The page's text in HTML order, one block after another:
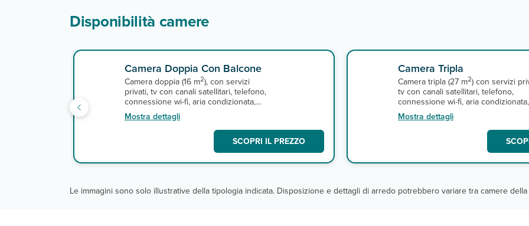
Disponibilità camere
Camera Doppia Con Balcone
Camera doppia (16 m2), con servizi
privati, tv con canali satellitari, telefono,
connessione wi-fi, aria condizionata,
cassetta di sicurezza e
terrazza/balcone.
Mostra dettagli
SCOPRI IL PREZZO
Camera Tripla
Camera tripla (27 m2) con servizi
tv con canali satellitari, telefono,
connessione wi-fi, aria condizionata,
cassetta di sicurezza e
terrazza/balcone.
Mostra dettagli
Le immagini sono solo illustrative della tipologia indicata. Disposizione e dettagli di arredo potrebbero variare tra camere